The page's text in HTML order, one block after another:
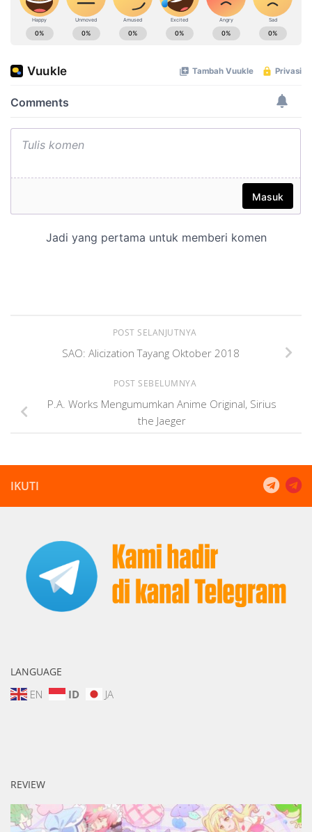
POST SELANJUTNYA
SAO: Alicization Tayang Oktober 2018
POST SEBELUMNYA
P.A. Works Mengumumkan Anime Original, Sirius
the Jaeger
IKUTI
LANGUAGE
EN ID JA
REVIEW